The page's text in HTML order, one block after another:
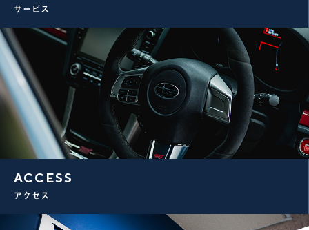
サービス
ACCESS
アクセス